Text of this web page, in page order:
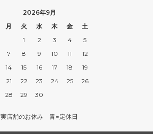
2026年9月
月 火 水 木 金
土
1
2 3 4
5
7 8 9 10 11
12
14 15 16 17 18
19
21 22 23 24 25
26
28 29 30
実店舗のお休み 青=定休日